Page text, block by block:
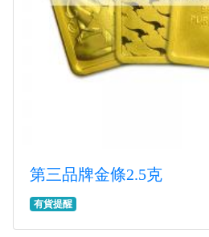
第三品牌金條2.5克
有貨提醒